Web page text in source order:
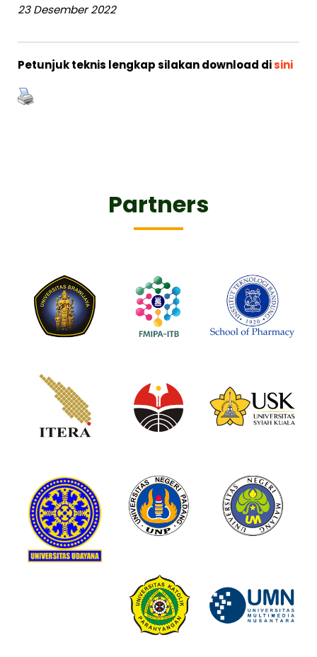
23 Desember 2022
Petunjuk teknis lengkap silakan download disini
Partners